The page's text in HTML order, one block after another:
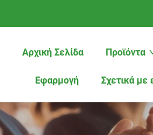
Αρχική Σελίδα Προϊόντα
Εφαρμογή Σχετικά με